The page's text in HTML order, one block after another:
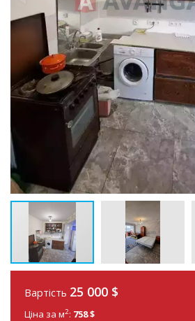
Вартість 25 000 $
Ціна за м2: 758 $